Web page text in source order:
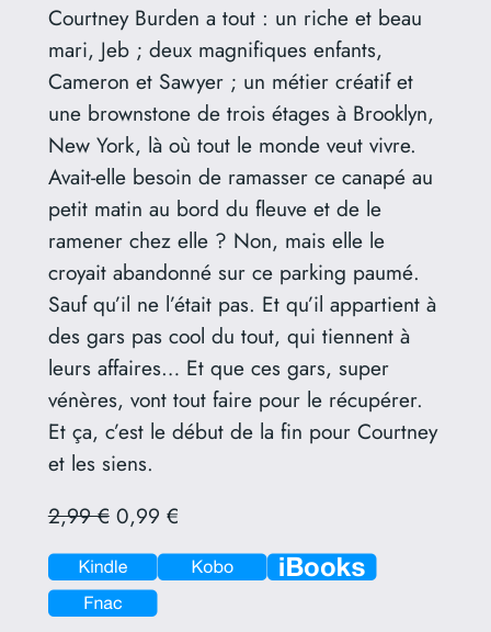
Courtney Burden a tout : un riche et beau
mari, Jeb ; deux magnifiques enfants,
Cameron et Sawyer ; un métier créatif et
une brownstone de trois étages à Brooklyn,
New York, là où tout le monde veut vivre.
Avait-elle besoin de ramasser ce canapé au
petit matin au bord du fleuve et de le
ramener chez elle ? Non, mais elle le
croyait abandonné sur ce parking paumé.
Sauf qu’il ne l’était pas. Et qu’il appartient à
des gars pas cool du tout, qui tiennent à
leurs affaires… Et que ces gars, super
vénères, vont tout faire pour le récupérer.
Et ça, c’est le début de la fin pour Courtney
et les siens.
2,99 €0,99 €